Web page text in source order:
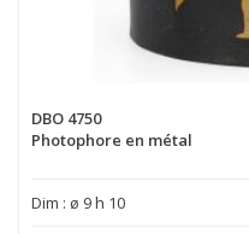
DBO 4750
Photophore en métal
Dim : ø 9 h 10